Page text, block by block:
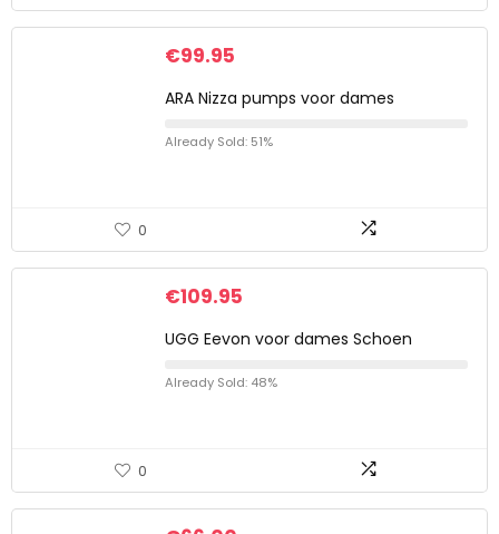
€99.95
ARA Nizza pumps voor dames
Already Sold: 51%
0
€109.95
UGG Eevon voor dames Schoen
Already Sold: 48%
0